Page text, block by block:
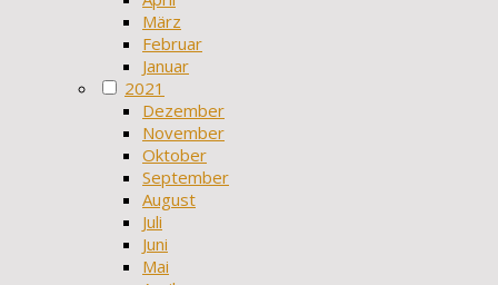
März
Februar
Januar
2021
Dezember
November
Oktober
September
August
Juli
Juni
Mai